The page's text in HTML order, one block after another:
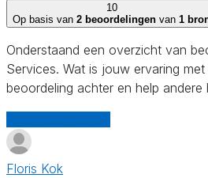
10
Op basis van 2 beoordelingen van 1
Onderstaand een overzicht van
Services. Wat is jouw ervaring
beoordeling achter en help andere
Floris Kok